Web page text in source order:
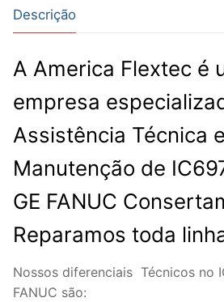
Descrição
A America Flextec é
empresa
Assistência Técnica e
Manutenção de
GE FANUC
Reparamos toda
Nossos diferenciais Técnicos no
FANUC são: